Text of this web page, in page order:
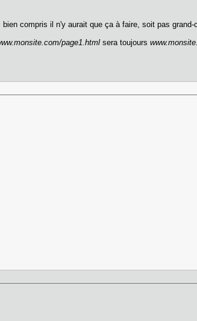
compris il n'y aurait que ça à faire, soit pas grand-
page1.html sera toujours